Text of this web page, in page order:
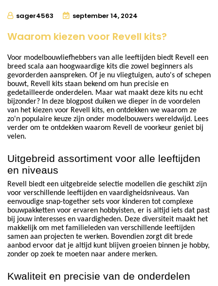
sager4563 september 14, 2024
Waarom kiezen voor Revell kits?
Voor modelbouwliefhebbers van alle leeftijden biedt Revell een
breed scala aan hoogwaardige kits die zowel beginners als
gevorderden aanspreken. Of je nu vliegtuigen, auto's of schepen
bouwt, Revell kits staan bekend om hun precisie en
gedetailleerde onderdelen. Maar wat maakt deze kits nu echt
bijzonder? In deze blogpost duiken we dieper in de voordelen
van het kiezen voor Revell kits, en ontdekken we waarom ze
zo'n populaire keuze zijn onder modelbouwers wereldwijd. Lees
verder om te ontdekken waarom Revell de voorkeur geniet bij
velen.
Uitgebreid assortiment voor alle leeftijden
en niveaus
Revell biedt een uitgebreide selectie modellen die geschikt zijn
voor verschillende leeftijden en vaardigheidsniveaus. Van
eenvoudige snap-together sets voor kinderen tot complexe
bouwpakketten voor ervaren hobbyisten, er is altijd iets dat past
bij jouw interesses en vaardigheden. Deze diversiteit maakt het
makkelijk om met familieleden van verschillende leeftijden
samen aan projecten te werken. Bovendien zorgt dit brede
aanbod ervoor dat je altijd kunt blijven groeien binnen je hobby,
zonder op zoek te moeten naar andere merken.
Kwaliteit en precisie van de onderdelen